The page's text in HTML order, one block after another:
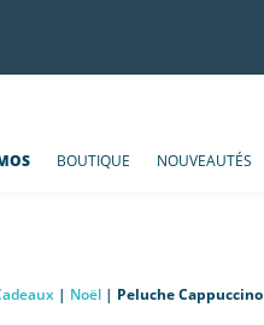
BOUTIQUE NOUVEAUTÉS
| Noël | Peluche Cappuccino